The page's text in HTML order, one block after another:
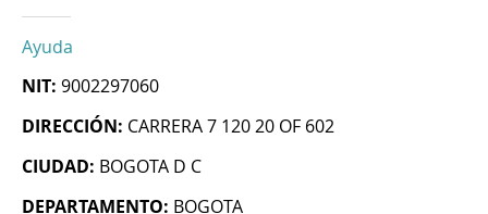
Ayuda
NIT: 9002297060
DIRECCIÓN: CARRERA 7 120 20 OF 602
CIUDAD: BOGOTA D C
DEPARTAMENTO: BOGOTA